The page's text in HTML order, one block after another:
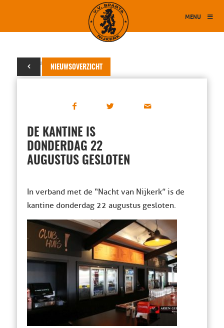
MENU
NIEUWSOVERZICHT
19 augustus 2024
DE KANTINE IS
DONDERDAG 22
AUGUSTUS GESLOTEN
In verband met de “Nacht van Nijkerk” is de
kantine donderdag 22 augustus gesloten.